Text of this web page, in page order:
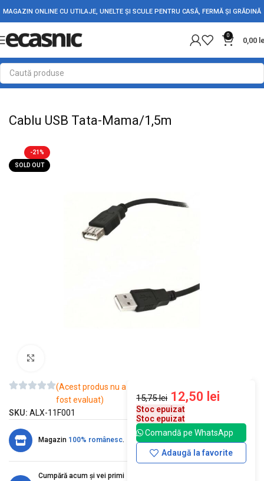
MAGAZIN ONLINE CU UTILAJE, UNELTE ȘI SCULE PENTRU CASĂ, FERMĂ ȘI GRĂDINĂ
0
0,00
Prima pagină Electrice Cabluri Audio – Video
Cablu USB Tata-Mama/1,5m
-21%
SOLD OUT
(Acest produs nu a
fost evaluat)
SKU: ALX-11F001
Magazin 100% românesc.
Cumpără acum și vei primi
15,75lei 12,50 lei
Stoc epuizat
Stoc epuizat
Comandă pe WhatsApp
Adaugă la favorite